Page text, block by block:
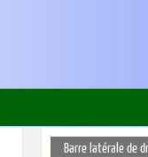
Barre latérale de